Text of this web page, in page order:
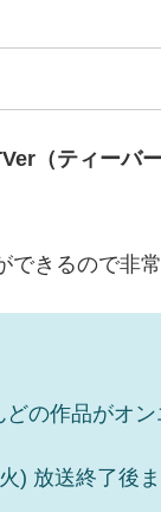
（ティーバー
きるので非常
の作品がオン
) 放送終了後